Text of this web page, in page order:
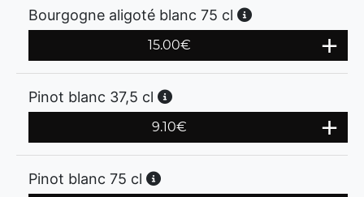
Bourgogne aligoté blanc 75 cl
15.00€
Pinot blanc 37,5 cl
9.10€
Pinot blanc 75 cl